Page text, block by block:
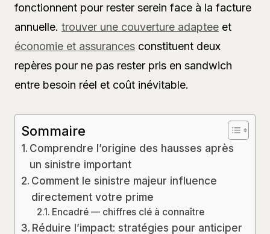
fonctionnent pour rester serein face à la facture
annuelle. trouver une couverture adaptee et
économie et assurances constituent deux
repères pour ne pas rester pris en sandwich
entre besoin réel et coût inévitable.
Sommaire
Comprendre l’origine des hausses après
un sinistre important
Comment le sinistre majeur influence
directement votre prime
Encadré — chiffres clé à connaître
Réduire l’impact: stratégies pour anticiper